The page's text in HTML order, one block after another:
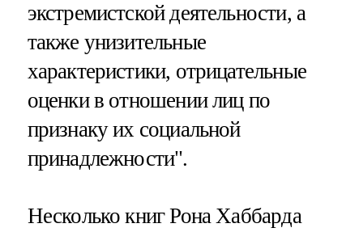
экстремистской деятельности, а
также унизительные
характеристики, отрицательные
оценки в отношении лиц по
признаку их социальной
принадлежности".
Несколько книг Рона Хаббарда